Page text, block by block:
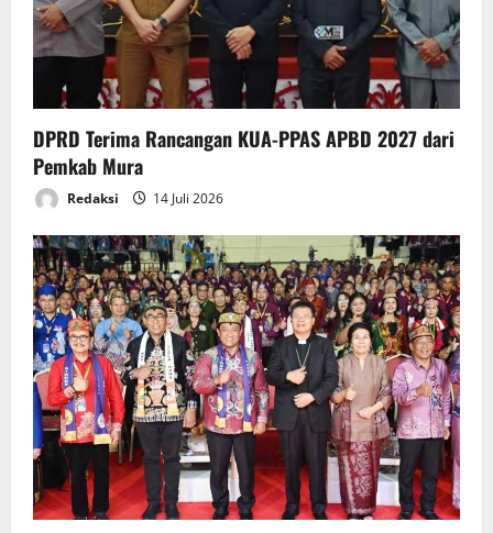
i
n
DPRD Terima Rancangan KUA-PPAS APBD 2027 dari
Pemkab Mura
Redaksi 14 Juli 2026